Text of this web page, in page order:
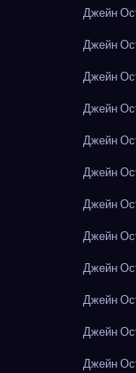
Джейн
Джейн
Джейн
Джейн
Джейн
Джейн
Джейн
Джейн
Джейн
Джейн
Джейн
Джейн